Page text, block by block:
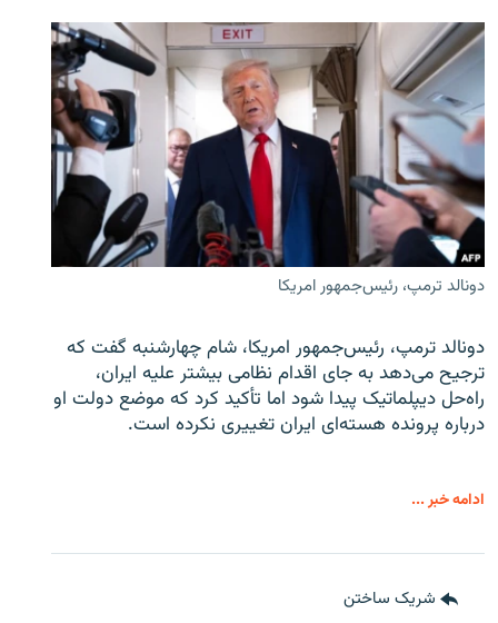
دونالد ترمپ، رئیس‌جمهور امریکا
دونالد ترمپ، رئیس‌جمهور امریکا، شام چهارشنبه گفت که
ترجیح می‌دهد به جای اقدام نظامی بیشتر علیه ایران،
راه‌حل دیپلماتیک پیدا شود اما تأکید کرد که موضع دولت او
درباره پرونده هسته‌ای ایران تغییری نکرده است.
ادامه خبر ...
شریک ساختن